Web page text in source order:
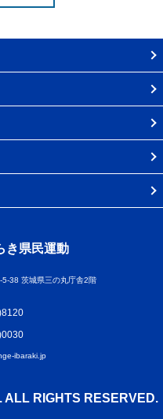
き県民運動
38 茨城県三の丸庁舎2階
ibaraki.jp
RIGHTS RESERVED.